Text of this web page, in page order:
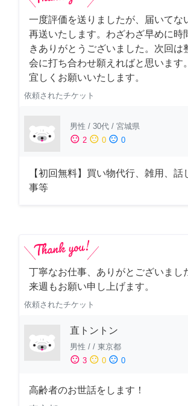
一度評価を送りましたが、届いてな
再送いたします。わざわざ早めに時
きありがとうございました。次回は
会に打ち合わせ願えればと思います
宜しくお願いいたします。
依頼されたチケット
男性 / 30代 / 宮城県
sentiment_satisfied 2 sentiment_neutral 0 sentiment_dissatisfied 0
【初回無料】買い物代行、雑用、話
事等
丁寧なお仕事、ありがとございまし
来週もお願い申し上げます。
依頼されたチケット
直トントン
男性 / / 東京都
sentiment_satisfied 3 sentiment_neutral 0 sentiment_dissatisfied 0
高齢者のお世話をします！